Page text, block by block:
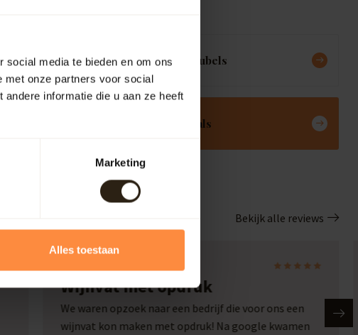
media te bieden en om ons
met onze partners voor social
informatie die u aan ze heeft
Marketing
Alles toestaan
Meubels
Deals
Bekijk alle reviews
Wijnvat met opdruk
We waren opzoek naar een bedrijf die voor ons een
wijnvat kon maken met opdruk! Na google kwamen